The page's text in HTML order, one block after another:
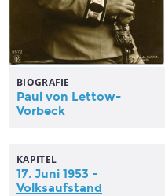
BIOGRAFIE
Paul von Lettow-
Vorbeck
KAPITEL
17. Juni 1953 -
Volksaufstand